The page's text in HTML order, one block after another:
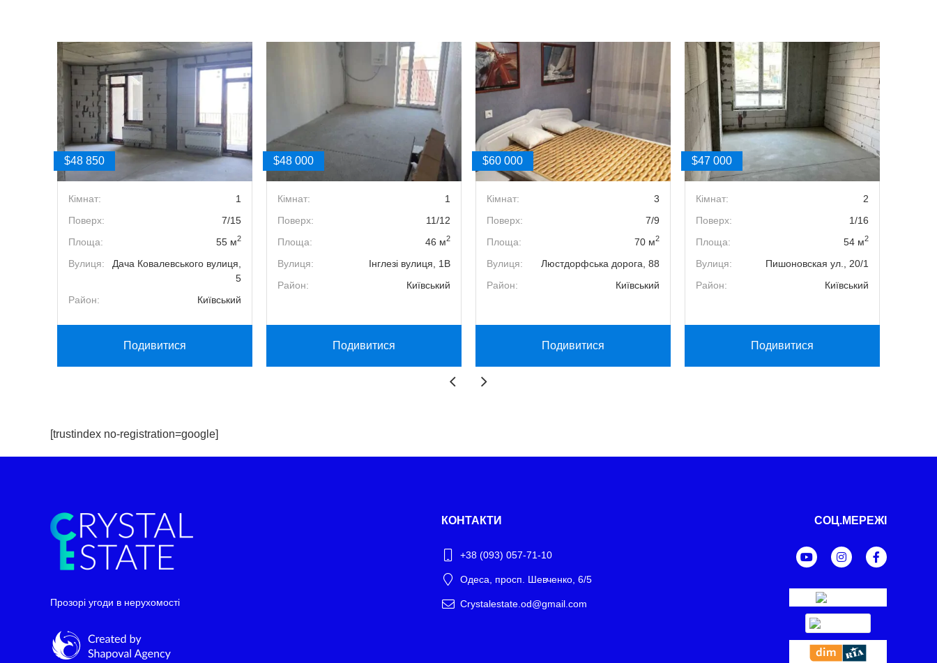
$48 850
Кімнат:
1
Поверх:
7/15
Площа:
55 м2
Вулиця:
Дача Ковалевського вулиця,
5
Район:
Київський
Подивитися
$48 000
Кімнат:
1
Поверх:
11/12
Площа:
46 м2
Вулиця:
Інглезі вулиця, 1В
Район:
Київський
Подивитися
$60 000
Кімнат:
3
Поверх:
7/9
Площа:
70 м2
Вулиця:
Люстдорфська дорога, 88
Район:
Київський
Подивитися
$47 000
Кімнат:
2
Поверх:
1/16
Площа:
54 м2
Вулиця:
Пишоновская ул., 20/1
Район:
Київський
Подивитися
[trustindex no-registration=google]
Прозорі угоди в нерухомості
КОНТАКТИ
+38 (093) 057-71-10
Одеса, просп. Шевченко, 6/5
Crystalestate.od@gmail.com
СОЦ.МЕРЕЖІ
Telegram